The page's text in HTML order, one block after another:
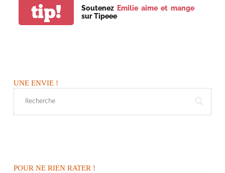
tip! Soutenez Emilie aime et mange
sur Tipeee
UNE ENVIE !
POUR NE RIEN RATER !